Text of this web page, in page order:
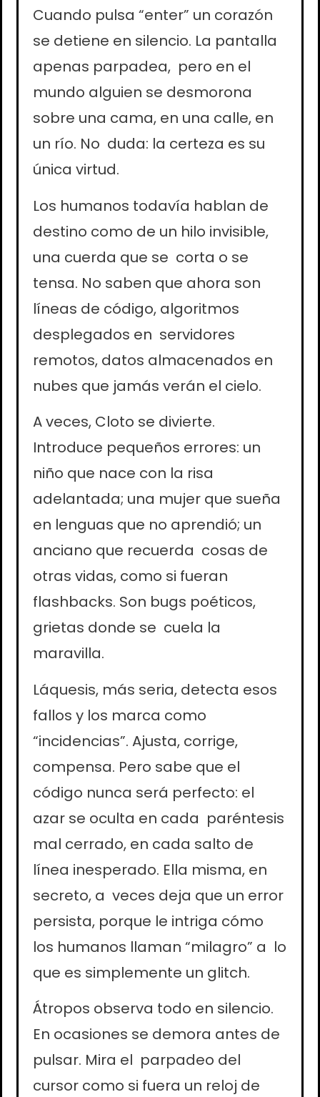
Cuando pulsa “enter” un corazón
se detiene en silencio. La pantalla
apenas parpadea, pero en el
mundo alguien se desmorona
sobre una cama, en una calle, en
un río. No duda: la certeza es su
única virtud.
Los humanos todavía hablan de
destino como de un hilo invisible,
una cuerda que se corta o se
tensa. No saben que ahora son
líneas de código, algoritmos
desplegados en servidores
remotos, datos almacenados en
nubes que jamás verán el cielo.
A veces, Cloto se divierte.
Introduce pequeños errores: un
niño que nace con la risa
adelantada; una mujer que sueña
en lenguas que no aprendió; un
anciano que recuerda cosas de
otras vidas, como si fueran
flashbacks. Son bugs poéticos,
grietas donde se cuela la
maravilla.
Láquesis, más seria, detecta esos
fallos y los marca como
“incidencias”. Ajusta, corrige,
compensa. Pero sabe que el
código nunca será perfecto: el
azar se oculta en cada paréntesis
mal cerrado, en cada salto de
línea inesperado. Ella misma, en
secreto, a veces deja que un error
persista, porque le intriga cómo
los humanos llaman “milagro” a lo
que es simplemente un glitch.
Átropos observa todo en silencio.
En ocasiones se demora antes de
pulsar. Mira el parpadeo del
cursor como si fuera un reloj de